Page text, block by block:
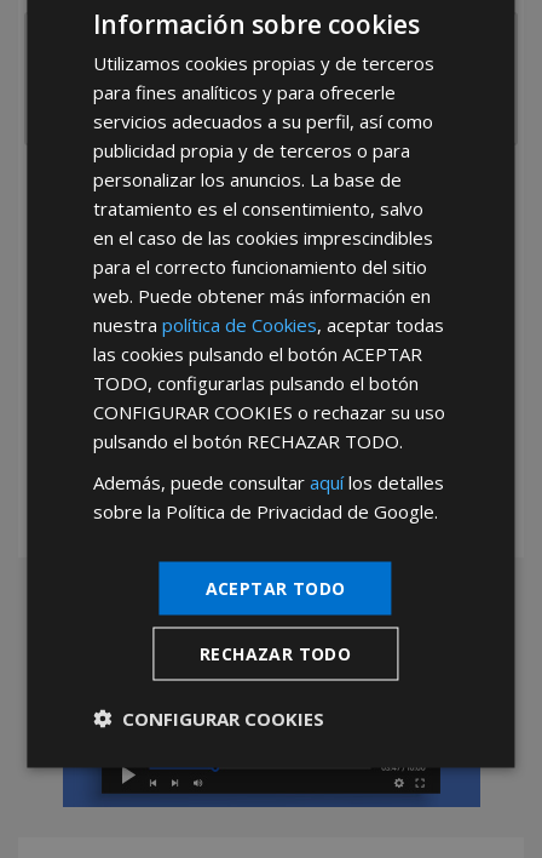
He leído y acepto laPolítica de Privacidad
*Abstenerse particulares, sólo venta a tiendas y empresas minoristas y
mayoristas.
Información sobre cookies
Utilizamos cookies propias y de terceros
para fines analíticos y para ofrecerle
servicios adecuados a su perfil, así como
publicidad propia y de terceros o para
personalizar los anuncios. La base de
tratamiento es el consentimiento, salvo
en el caso de las cookies imprescindibles
para el correcto funcionamiento del sitio
web. Puede obtener más información en
nuestrapolítica de Cookies, aceptar todas
las cookies pulsando el botónACEPTAR
TODO, configurarlas pulsando el botón
CONFIGURAR COOKIES o rechazar su uso
pulsando el botón RECHAZAR TODO.
Además, puede consultaraquílos detalles
sobre la Política de Privacidad de Google.
ACEPTAR TODO
RECHAZAR TODO
CONFIGURAR COOKIES